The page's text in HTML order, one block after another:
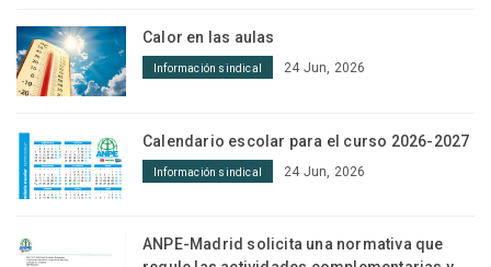
Calor en las aulas
Información sindical 24 Jun, 2026
Calendario escolar para el curso 2026-2027
Información sindical 24 Jun, 2026
ANPE-Madrid solicita una normativa que